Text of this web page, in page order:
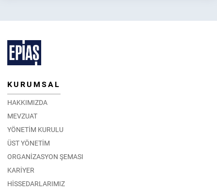
KURUMSAL
HAKKIMIZDA
MEVZUAT
YÖNETİM KURULU
ÜST YÖNETİM
ORGANİZASYON ŞEMASI
KARİYER
HİSSEDARLARIMIZ